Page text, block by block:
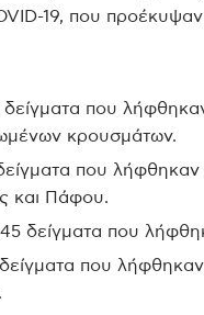
19, που
που
κρουσμάτων.
που λήφθηκαν
και Πάφου.
δείγματα που
που